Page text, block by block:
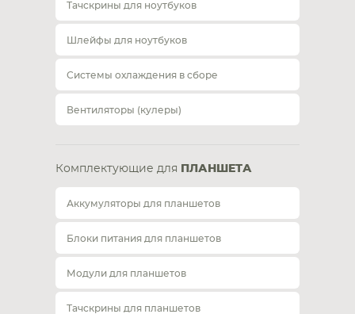
Тачскрины для ноутбуков
Шлейфы для ноутбуков
Системы охлаждения в сборе
Вентиляторы (кулеры)
Комплектующие для ПЛАНШЕТА
Аккумуляторы для планшетов
Блоки питания для планшетов
Модули для планшетов
Тачскрины для планшетов